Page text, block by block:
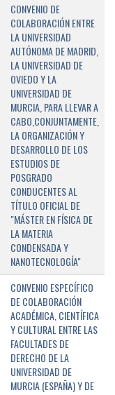
CONVENIO DE
COLABORACIÓN ENTRE
LA UNIVERSIDAD
AUTÓNOMA DE MADRID,
LA UNIVERSIDAD DE
OVIEDO Y LA
UNIVERSIDAD DE
MURCIA, PARA LLEVAR A
CABO,CONJUNTAMENTE,
LA ORGANIZACIÓN Y
DESARROLLO DE LOS
ESTUDIOS DE
POSGRADO
CONDUCENTES AL
TÍTULO OFICIAL DE
"MÁSTER EN FÍSICA DE
LA MATERIA
CONDENSADA Y
NANOTECNOLOGÍA"
CONVENIO ESPECÍFICO
DE COLABORACIÓN
ACADÉMICA, CIENTÍFICA
Y CULTURAL ENTRE LAS
FACULTADES DE
DERECHO DE LA
UNIVERSIDAD DE
MURCIA (ESPAÑA) Y DE